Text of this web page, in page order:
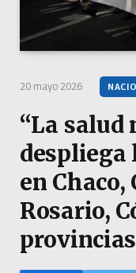
20 mayo 2026
“La salud
despliega
en Chaco,
Rosario,
provincias